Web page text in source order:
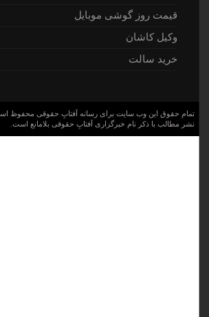
قیمت روز گوشی موبایل
وکیل کاشان
خرید سالت
تمام حقوق این وب سایت برای رسانه آفتابِ حقوقی محفوظ است.
نشر مطالب با ذکر نام خبرگزاری آفتابِ حقوقی بلامانع است.